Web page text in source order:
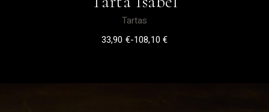
Tartas
33,90 €-108,10€